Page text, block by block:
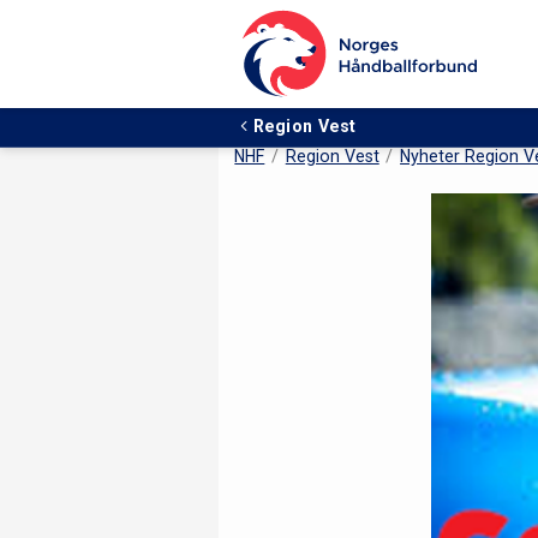
Region Vest
NHF
Region Vest Nyheter Region